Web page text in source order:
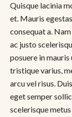
Quisque lacinia
et. Mauris
consequat a.
ac justo
posuere in
tristique varius,
arcu vel risus.
eget semper
scelerisque